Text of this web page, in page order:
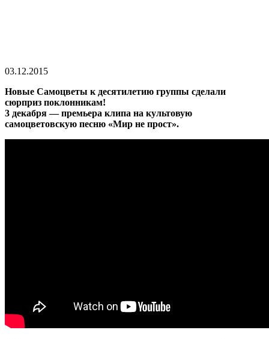
03.12.2015
Новые Самоцветы к десятилетию группы сделали
сюрприз поклонникам!
3 декабря — премьера клипа на культовую
самоцветовскую песню «Мир не прост».